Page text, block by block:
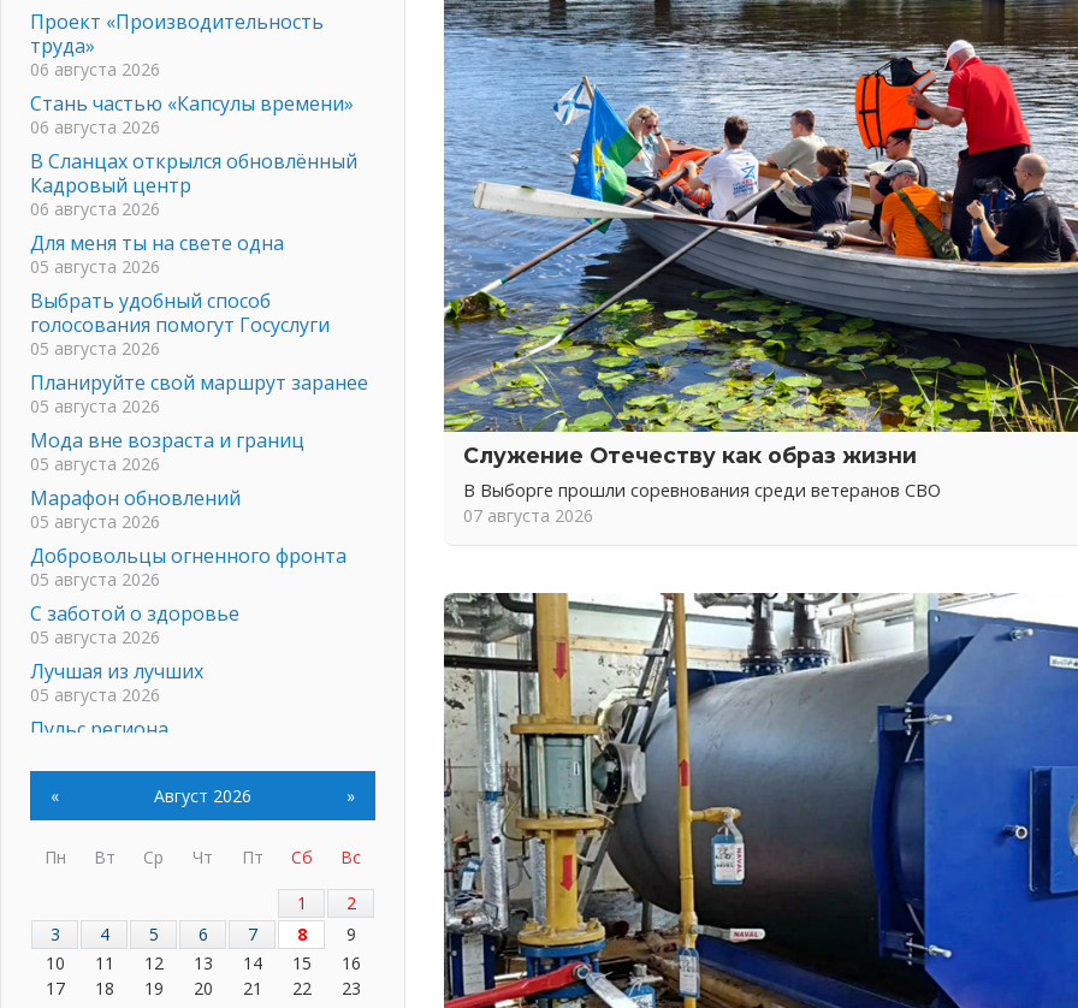
Служение Отечеству как образ жизни
В Выборге прошли соревнования среди ветеранов СВО
07 августа 2026
Проект «Производительность
труда»
06 августа 2026
Стань частью «Капсулы времени»
06 августа 2026
В Сланцах открылся обновлённый
Кадровый центр
06 августа 2026
Для меня ты на свете одна
05 августа 2026
Выбрать удобный способ
голосования помогут Госуслуги
05 августа 2026
Планируйте свой маршрут заранее
05 августа 2026
Мода вне возраста и границ
05 августа 2026
Марафон обновлений
05 августа 2026
Добровольцы огненного фронта
05 августа 2026
С заботой о здоровье
05 августа 2026
Лучшая из лучших
05 августа 2026
Пульс региона
«Результат командный, заслуга
каждого ведомства и
05 августа 2026
Вдохновлять, просвещать и
объединять!
05 августа 2026
Не оставят в беде
05 августа 2026
« Август 2026 »
Пн Вт Ср Чт Пт Сб
Вс
1
2
3
4 5 6 7 8
9
10
11 12 13 14 15
16
17
18 19 20 21 22
23